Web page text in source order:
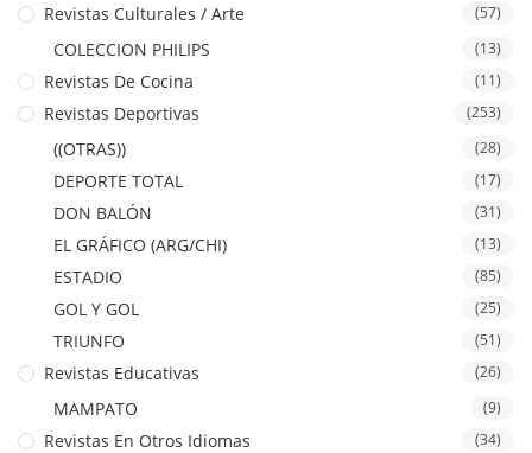
Revistas Culturales / Arte (57)
COLECCION PHILIPS (13)
Revistas De Cocina (11)
Revistas Deportivas (253)
((OTRAS)) (28)
DEPORTE TOTAL (17)
DON BALÓN (31)
EL GRÁFICO (ARG/CHI) (13)
ESTADIO (85)
GOL Y GOL (25)
TRIUNFO (51)
Revistas Educativas (26)
MAMPATO (9)
Revistas En Otros Idiomas (34)